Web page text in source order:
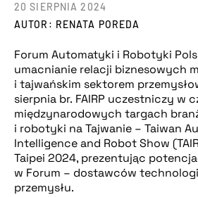
AUTOR: RENATA POREDA
20 SIERPNIA 2024
Forum Automatyki i Robotyki
umacnianie relacji biznesowych
i tajwańskim sektorem
sierpnia br. FAIRP uczestniczy w
międzynarodowych targach
i robotyki na Tajwanie – Taiwan
Intelligence and Robot Show
Taipei 2024, prezentując
w Forum – dostawców
przemysłu.